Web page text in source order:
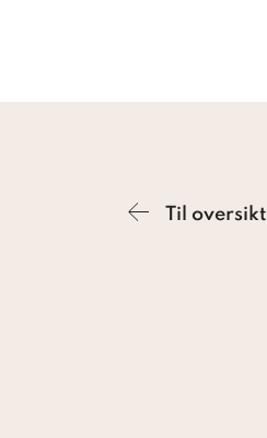
Til oversikt